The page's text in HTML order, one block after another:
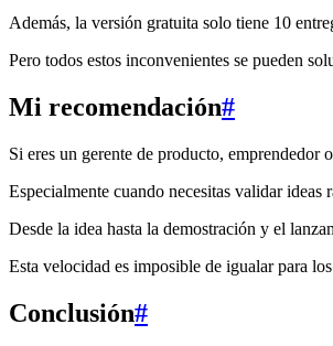
Además, la versión gratuita solo tiene 10
Pero todos estos inconvenientes se pueden
Mi recomendación#
Si eres un gerente de producto, emprendedor
Especialmente cuando necesitas validar
Desde la idea hasta la demostración y el
Esta velocidad es imposible de igualar para
Conclusión#